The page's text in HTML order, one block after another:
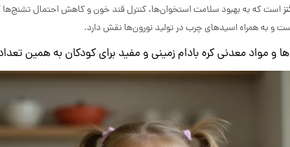
است که به بهبود سلامت استخوان‌ها، کنترل قند خون و کاهش احتمال
و به همراه اسیدهای چرب در تولید نورون‌ها نقش دارد.
و مواد معدنی کره بادام زمینی و مفید برای کودکان به همین